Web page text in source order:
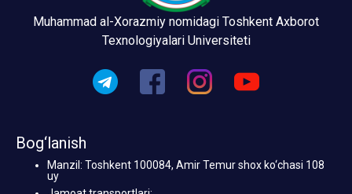
Muhammad al-Xorazmiy nomidagi Toshkent Axborot
Texnologiyalari Universiteti
Bog‘lanish
Manzil: Toshkent 100084, Amir Temur shox ko‘chasi 108
uy